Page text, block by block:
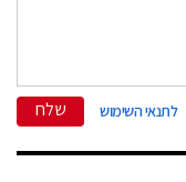
לתנאי השימוש שלח